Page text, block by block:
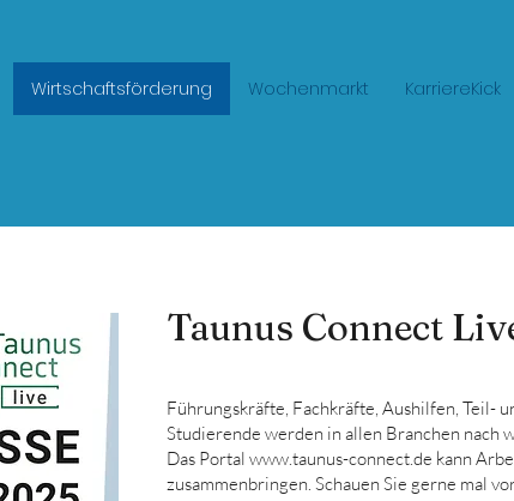
Wirtschaftsförderung Wochenmarkt KarriereKick
Taunus Connect
Führungskräfte, Fachkräfte, Aushilfen, Teil-
Studierende werden in allen Branchen nach
Das Portal www.taunus-connect.de kann
zusammenbringen. Schauen Sie gerne mal